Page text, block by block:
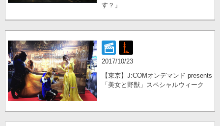
す？」
2017/10/23
【東京】J:COMオンデマンド presents
「美女と野獣」スペシャルウィーク